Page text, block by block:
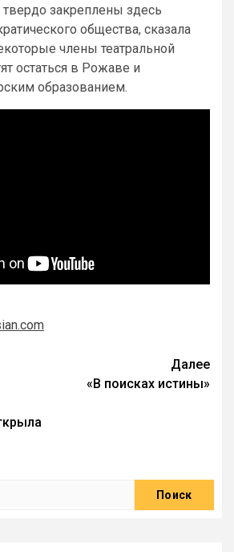
закреплены здесь
общества, сказала
члены театральной
остаться в Рожаве и
образованием.
Далее
«В поисках истины»